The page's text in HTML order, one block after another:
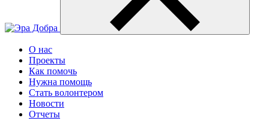
О нас
Проекты
Как помочь
Нужна помощь
Стать волонтером
Новости
Отчеты